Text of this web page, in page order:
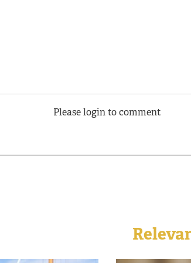
Please login to comment